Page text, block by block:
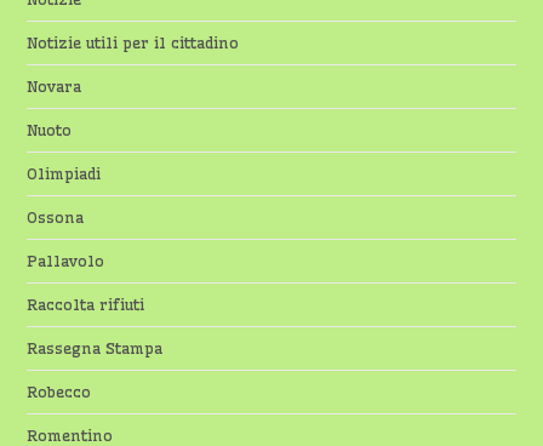
Notizie utili per il cittadino
Novara
Nuoto
Olimpiadi
Ossona
Pallavolo
Raccolta rifiuti
Rassegna Stampa
Robecco
Romentino